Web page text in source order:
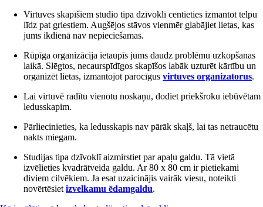
Virtuves skapīšiem studio tipa dzīvoklī centieties izmantot telpu
līdz pat griestiem. Augšējos stāvos vienmēr glabājiet lietas, kas
jums ikdienā nav nepieciešamas.
Rūpīga organizācija ietaupīs jums daudz problēmu uzkopšanas
laikā. Slēgtos, necaurspīdīgos skapīšos labāk uzturēt kārtību un
organizēt lietas, izmantojot parocīgus virtuves organizatorus.
Lai virtuvē radītu vienotu noskaņu, dodiet priekšroku iebūvētam
ledusskapim.
Pārliecinieties, ka ledusskapis nav pārāk skaļš, lai tas netraucētu
nakts miegam.
Studijas tipa dzīvoklī aizmirstiet par apaļu galdu. Tā vietā
izvēlieties kvadrātveida galdu. Ar 80 x 80 cm ir pietiekami
diviem cilvēkiem. Ja esat uzaicinājis vairāk viesu, noteikti
novērtēsiet izvelkamu ēdamgaldu.